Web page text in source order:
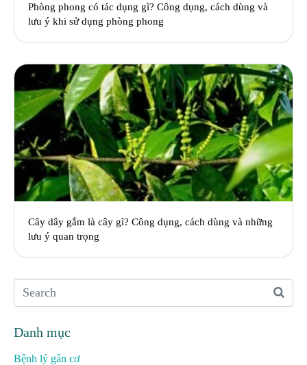
Phòng phong có tác dụng gì? Công dụng, cách dùng và
lưu ý khi sử dụng phòng phong
Cây dây gắm là cây gì? Công dụng, cách dùng và những
lưu ý quan trọng
Danh mục
Bệnh lý gân cơ